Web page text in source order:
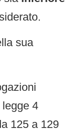
sua
legge 4
125 a 129